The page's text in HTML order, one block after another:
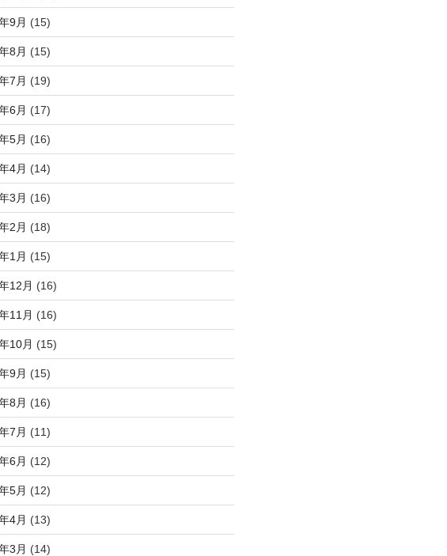
9月 (15)
8月 (15)
7月 (19)
6月 (17)
5月 (16)
4月 (14)
3月 (16)
2月 (18)
1月 (15)
12月 (16)
11月 (16)
10月 (15)
9月 (15)
8月 (16)
7月 (11)
6月 (12)
5月 (12)
4月 (13)
3月 (14)